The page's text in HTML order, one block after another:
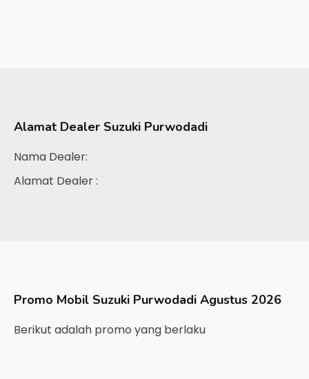
Alamat Dealer Suzuki Purwodadi
Nama Dealer:
Alamat Dealer :
Promo Mobil Suzuki Purwodadi Agustus 2026
Berikut adalah promo yang berlaku